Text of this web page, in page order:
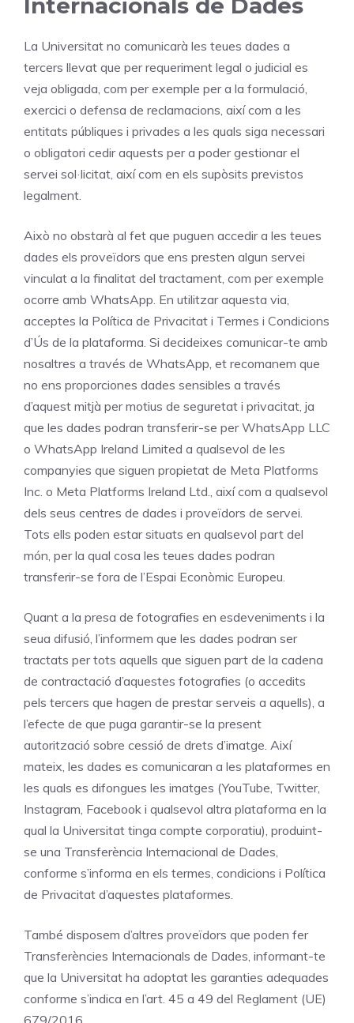
Internacionals de Dades
La Universitat no comunicarà les teues dades a
tercers llevat que per requeriment legal o judicial es
veja obligada, com per exemple per a la formulació,
exercici o defensa de reclamacions, així com a les
entitats públiques i privades a les quals siga necessari
o obligatori cedir aquests per a poder gestionar el
servei sol·licitat, així com en els supòsits previstos
legalment.
Això no obstarà al fet que puguen accedir a les teues
dades els proveïdors que ens presten algun servei
vinculat a la finalitat del tractament, com per exemple
ocorre amb WhatsApp. En utilitzar aquesta via,
acceptes la Política de Privacitat i Termes i Condicions
d’Ús de la plataforma. Si decideixes comunicar-te amb
nosaltres a través de WhatsApp, et recomanem que
no ens proporciones dades sensibles a través
d’aquest mitjà per motius de seguretat i privacitat, ja
que les dades podran transferir-se per WhatsApp LLC
o WhatsApp Ireland Limited a qualsevol de les
companyies que siguen propietat de Meta Platforms
Inc. o Meta Platforms Ireland Ltd., així com a qualsevol
dels seus centres de dades i proveïdors de servei.
Tots ells poden estar situats en qualsevol part del
món, per la qual cosa les teues dades podran
transferir-se fora de l’Espai Econòmic Europeu.
Quant a la presa de fotografies en esdeveniments i la
seua difusió, l’informem que les dades podran ser
tractats per tots aquells que siguen part de la cadena
de contractació d’aquestes fotografies (o accedits
pels tercers que hagen de prestar serveis a aquells), a
l’efecte de que puga garantir-se la present
autorització sobre cessió de drets d’imatge. Així
mateix, les dades es comunicaran a les plataformes en
les quals es difongues les imatges (YouTube, Twitter,
Instagram, Facebook i qualsevol altra plataforma en la
qual la Universitat tinga compte corporatiu), produint-
se una Transferència Internacional de Dades,
conforme s’informa en els termes, condicions i Política
de Privacitat d’aquestes plataformes.
També disposem d’altres proveïdors que poden fer
Transferències Internacionals de Dades, informant-te
que la Universitat ha adoptat les garanties adequades
conforme s’indica en l’art. 45 a 49 del Reglament (UE)
679/2016.